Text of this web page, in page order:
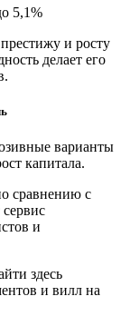
5,1%
и росту
делает его
варианты
капитала.
сравнению с
и
здесь
и вилл на